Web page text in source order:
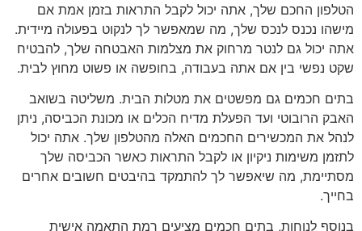
הטלפון החכם שלך, אתה יכול לקבל התראות בזמן אמת אם
מישהו נכנס לנכס שלך, מה שמאפשר לך לנקוט בפעולה מיידית.
אתה יכול גם לנטר מרחוק את מצלמות האבטחה שלך, להבטיח
שקט נפשי בין אם אתה בעבודה, בחופשה או פשוט מחוץ לבית.
בתים חכמים גם מפשטים את מטלות הבית. משליטה בשואב
האבק הרובוטי ועד הפעלת מדיח הכלים או מכונת הכביסה, ניתן
לנהל את המכשירים החכמים האלה מהטלפון שלך. אתה יכול
לתזמן משימות ניקיון או לקבל התראות כאשר הכביסה שלך
מסתיימת, מה שיאפשר לך להתמקד בהיבטים חשובים אחרים
בחייך.
בנוסף לנוחות, בתים חכמים מציעים רמת התאמה אישית